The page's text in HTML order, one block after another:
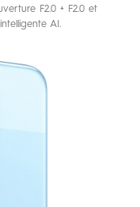
F2.0 + F2.0 et
AI.